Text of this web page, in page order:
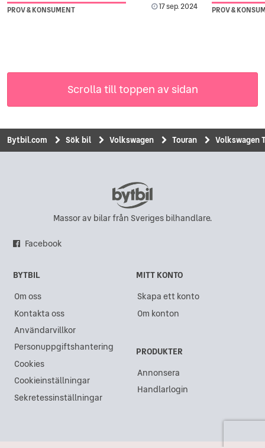
PROV & KONSUMENT 17 sep. 2024 PROV &
Scrolla till toppen av sidan
Bytbil.com Sök bil Volkswagen Touran Volkswagen
Massor av bilar från Sveriges bilhandlare.
Facebook
BYTBIL
Om oss
Kontakta oss
Användarvillkor
Personuppgiftshantering
Cookies
Cookieinställningar
Sekretessinställningar
MITT KONTO
Skapa ett konto
Om konton
PRODUKTER
Annonsera
Handlarlogin